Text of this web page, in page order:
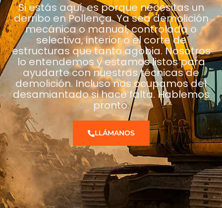
Si estás aquí, es porque necesitas un
derribo en Pollença. Ya sea demolición
mecánica o manual, controlada o
selectiva, interior o el corte de
estructuras que tanto agobia. Nosotros
lo entendemos y estamos listos para
ayudarte con nuestras técnicas de
demolición. Incluso nos ocupamos del
desamiantado si hace falta. Hablemos
pronto.
LLÁMANOS